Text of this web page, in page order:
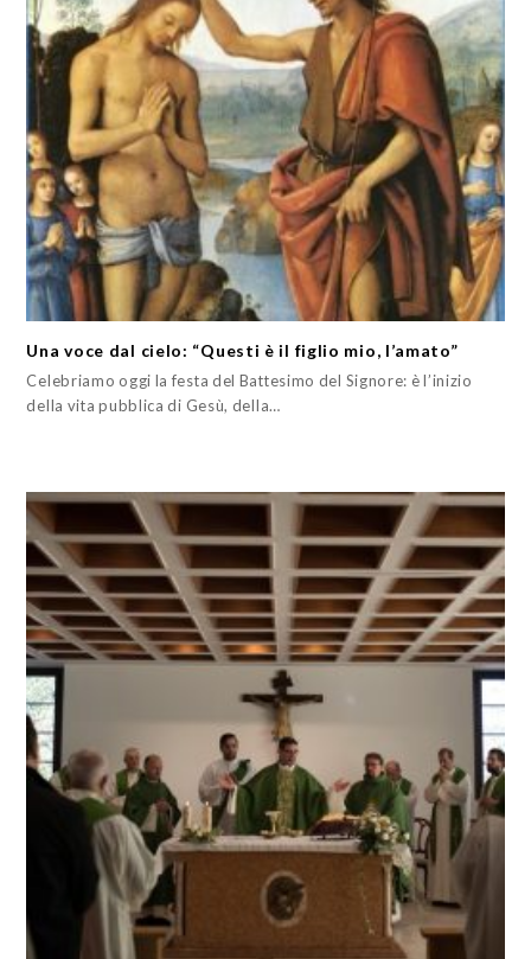
Una voce dal cielo: “Questi è il figlio mio, l’amato”
Celebriamo oggi la festa del Battesimo del Signore: è l’inizio
della vita pubblica di Gesù, della…